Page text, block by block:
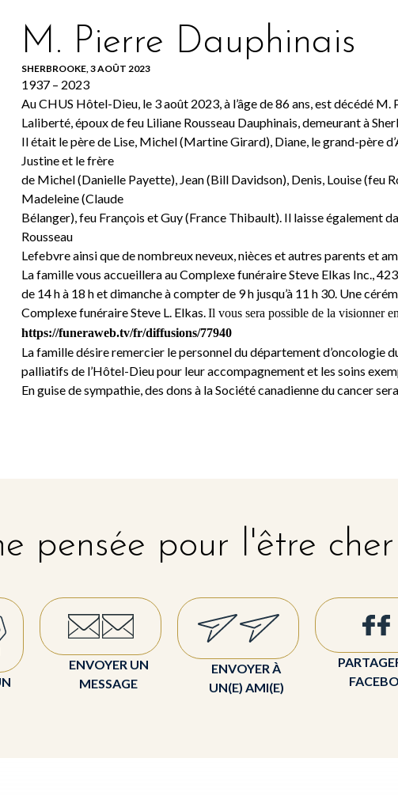
M. Pierre Dauphinais
SHERBROOKE, 3 AOÛT 2023
1937 – 2023
Au CHUS Hôtel-Dieu, le 3 août 2023, à l’âge de 86 ans, est décédé
Laliberté, époux de feu Liliane Rousseau Dauphinais, demeurant à
Il était le père de Lise, Michel (Martine Girard), Diane, le grand-père
Justine et le frère
de Michel (Danielle Payette), Jean (Bill Davidson), Denis, Louise (feu
Madeleine (Claude
Bélanger), feu François et Guy (France Thibault). Il laisse également
Rousseau
Lefebvre ainsi que de nombreux neveux, nièces et autres parents et
La famille vous accueillera au Complexe funéraire Steve Elkas Inc.,
de 14 h à 18 h et dimanche à compter de 9 h jusqu’à 11 h 30. Une
Complexe funéraire Steve L. Elkas.Il vous sera possible de la visionner
https://funeraweb.tv/fr/diffusions/77940
La famille désire remercier le personnel du département d’oncologie
palliatifs de l’Hôtel-Dieu pour leur accompagnement et les soins
En guise de sympathie, des dons à la Société canadienne du cancer
pensée pour l'être cher
ENVOYER UN
MESSAGE
ENVOYER À
UN(E) AMI(E)